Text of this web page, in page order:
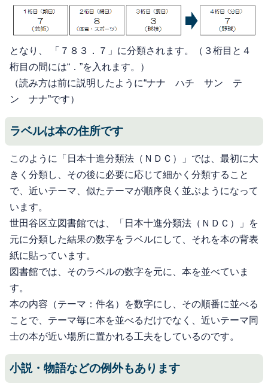
となり、 「７８３．７」に分類されます。（３桁目と４
桁目の間には“．”を入れます。）
（読み方は前に説明したように“ナナ ハチ サン テ
ン ナナ”です）
ラベルは本の住所です
このように「日本十進分類法（ＮＤＣ）」では、最初に大
きく分類し、その後に必要に応じて細かく分類すること
で、近いテーマ、似たテーマが順序良く並ぶようになって
います。
世田谷区立図書館では、「日本十進分類法（ＮＤＣ）」を
元に分類した結果の数字をラベルにして、それを本の背表
紙に貼っています。
図書館では、そのラベルの数字を元に、本を並べていま
す。
本の内容（テーマ：件名）を数字にし、その順番に並べる
ことで、テーマ毎に本を並べるだけでなく、近いテーマ同
士の本が近い場所に置かれる工夫をしているのです。
小説・物語などの例外もあります